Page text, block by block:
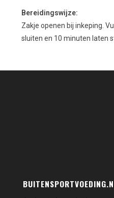
Bereidingswijze:
Zakje openen bij inkeping.
sluiten en 10 minuten laten